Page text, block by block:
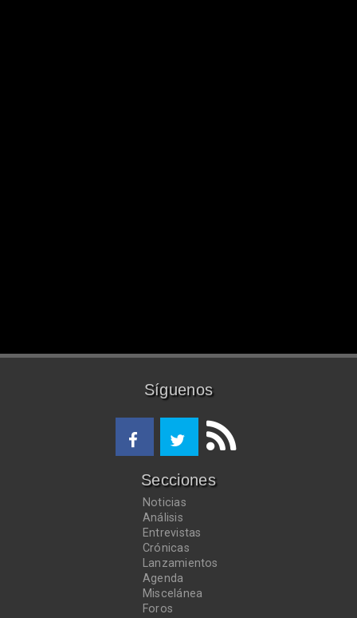
Síguenos
Secciones
Noticias
Análisis
Entrevistas
Crónicas
Lanzamientos
Agenda
Miscelánea
Foros